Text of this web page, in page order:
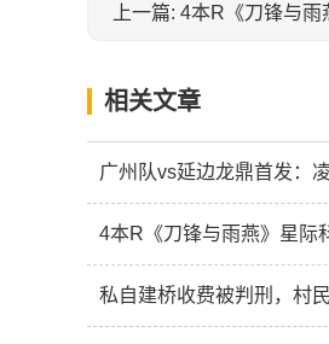
相关文章
广州队vs延边龙鼎首发：
4本R《刀锋与雨燕》星际
私自建桥收费被判刑，村